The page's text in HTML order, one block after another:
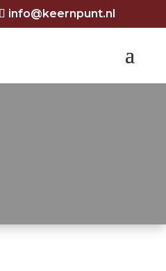
info@keernpunt.nl